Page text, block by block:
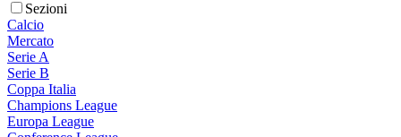
Sezioni
Calcio
Mercato
Serie A
Serie B
Coppa Italia
Champions League
Europa League